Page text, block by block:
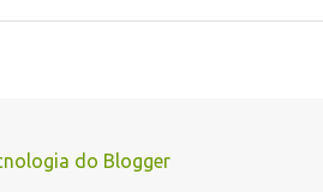
do Blogger